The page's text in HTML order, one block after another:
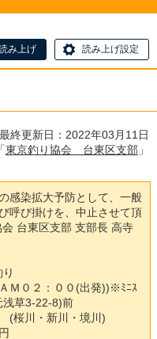
み上げ 読み上げ設定
終更新日：2022年03月11日
東京釣り協会 台東区支部 」
感染拡大予防と して 一般
呼び掛けを 中 止させて頂
会 台東区支部 支部長 高寺
り
Ａ Ｍ ０ ２ ： ０ ０ (出発))※ﾐﾆｽ
浅草3-22-8)前
(桜川 ・ 新川 ・ 境 川 )
円